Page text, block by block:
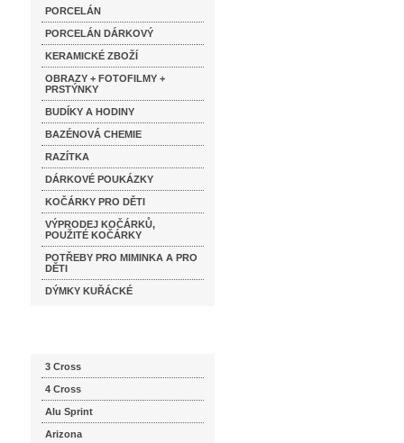
PORCELÁN
PORCELÁN DÁRKOVÝ
KERAMICKÉ ZBOŽÍ
OBRAZY + FOTOFILMY +
PRSTÝNKY
BUDÍKY A HODINY
BAZÉNOVÁ CHEMIE
RAZÍTKA
DÁRKOVÉ POUKÁZKY
KOČÁRKY PRO DĚTI
VÝPRODEJ KOČÁRKŮ,
POUŽITÉ KOČÁRKY
POTŘEBY PRO MIMINKA A PRO
DĚTI
DÝMKY KUŘÁCKÉ
3 Cross
4 Cross
Alu Sprint
Arizona